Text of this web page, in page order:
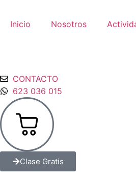
Inicio Nosotros
CONTACTO
623 036 015
Clase Gratis